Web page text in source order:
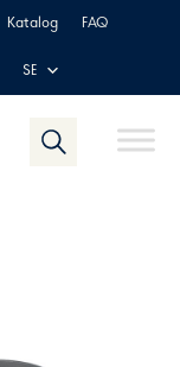
Katalog FAQ
SE